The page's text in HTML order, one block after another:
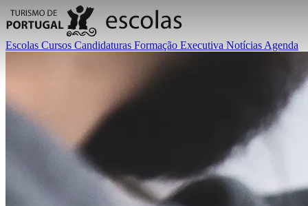
Escolas Cursos Candidaturas Formação Executiva Notícias Agenda